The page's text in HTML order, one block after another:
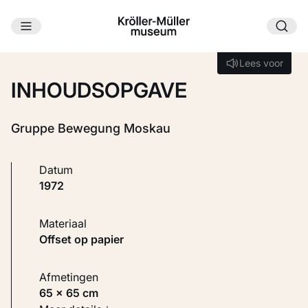
Ga naar hoofdinhoud
Lees voor
Lees voor
INHOUDSOPGAVE
Gruppe Bewegung Moskau
Datum
1972
Materiaal
Offset op papier
Afmetingen
65 × 65 cm